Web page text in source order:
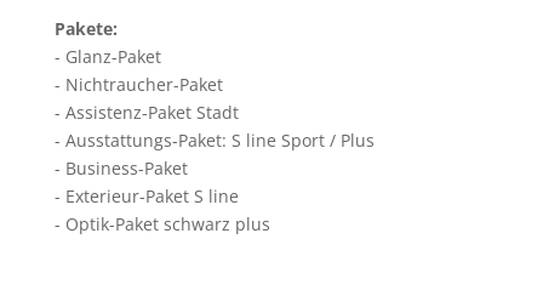
Pakete:
Glanz-Paket
Nichtraucher-Paket
Assistenz-Paket Stadt
Ausstattungs-Paket: S line Sport / Plus
Business-Paket
Exterieur-Paket S line
Optik-Paket schwarz plus